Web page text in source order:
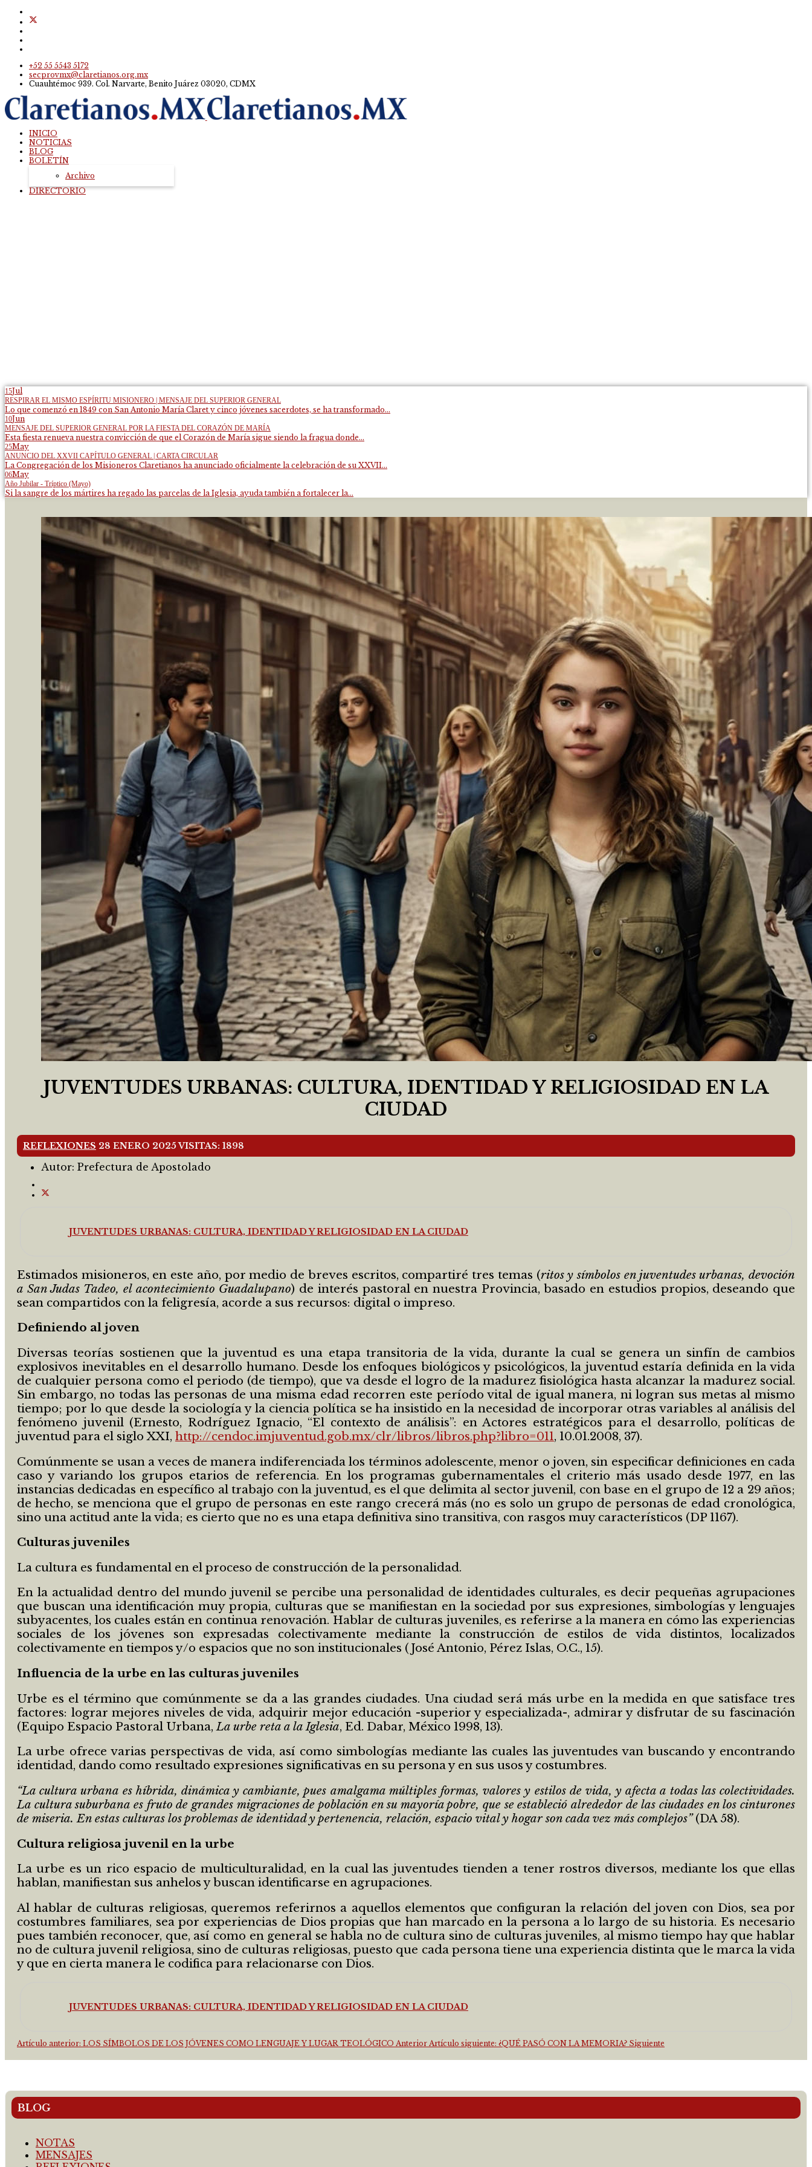
+52 55 5543 5172
secprovmx@claretianos.org.mx
Cuauhtémoc 939. Col. Narvarte, Benito Juárez 03020, CDMX
INICIO
NOTICIAS
BLOG
BOLETÍN
Archivo
DIRECTORIO
15Jul
RESPIRAR EL MISMO ESPÍRITU MISIONERO | MENSAJE DEL SUPERIOR GENERAL
Lo que comenzó en 1849 con San Antonio María Claret y cinco jóvenes sacerdotes, se ha transformado...
10Jun
MENSAJE DEL SUPERIOR GENERAL POR LA FIESTA DEL CORAZÓN DE MARÍA
Esta fiesta renueva nuestra convicción de que el Corazón de María sigue siendo la fragua donde...
25May
ANUNCIO DEL XXVII CAPÍTULO GENERAL | CARTA CIRCULAR
La Congregación de los Misioneros Claretianos ha anunciado oficialmente la celebración de su XXVII...
06May
Año Jubilar - Tríptico (Mayo)
Si la sangre de los mártires ha regado las parcelas de la Iglesia, ayuda también a fortalecer la...
JUVENTUDES URBANAS: CULTURA, IDENTIDAD Y RELIGIOSIDAD EN LA
CIUDAD
REFLEXIONES 28 ENERO 2025VISITAS: 1898
Autor: Prefectura de Apostolado
JUVENTUDES URBANAS: CULTURA, IDENTIDAD Y RELIGIOSIDAD EN LA CIUDAD
Estimados misioneros, en este año, por medio de breves escritos, compartiré tres temas (ritos y símbolos en juventudes urbanas, devoción
a San Judas Tadeo, el acontecimiento Guadalupano) de interés pastoral en nuestra Provincia, basado en estudios propios, deseando que
sean compartidos con la feligresía, acorde a sus recursos: digital o impreso.
Definiendo al joven
Diversas teorías sostienen que la juventud es una etapa transitoria de la vida, durante la cual se genera un sinfín de cambios
explosivos inevitables en el desarrollo humano. Desde los enfoques biológicos y psicológicos, la juventud estaría definida en la vida
de cualquier persona como el periodo (de tiempo), que va desde el logro de la madurez fisiológica hasta alcanzar la madurez social.
Sin embargo, no todas las personas de una misma edad recorren este período vital de igual manera, ni logran sus metas al mismo
tiempo; por lo que desde la sociología y la ciencia política se ha insistido en la necesidad de incorporar otras variables al análisis del
fenómeno juvenil (Ernesto, Rodríguez Ignacio, “El contexto de análisis”: en Actores estratégicos para el desarrollo, políticas de
juventud para el siglo XXI, http://cendoc.imjuventud.gob.mx/clr/libros/libros.php?libro=011, 10.01.2008, 37).
Comúnmente se usan a veces de manera indiferenciada los términos adolescente, menor o joven, sin especificar definiciones en cada
caso y variando los grupos etarios de referencia. En los programas gubernamentales el criterio más usado desde 1977, en las
instancias dedicadas en específico al trabajo con la juventud, es el que delimita al sector juvenil, con base en el grupo de 12 a 29 años;
de hecho, se menciona que el grupo de personas en este rango crecerá más (no es solo un grupo de personas de edad cronológica,
sino una actitud ante la vida; es cierto que no es una etapa definitiva sino transitiva, con rasgos muy característicos (DP 1167).
Culturas juveniles
La cultura es fundamental en el proceso de construcción de la personalidad.
En la actualidad dentro del mundo juvenil se percibe una personalidad de identidades culturales, es decir pequeñas agrupaciones
que buscan una identificación muy propia, culturas que se manifiestan en la sociedad por sus expresiones, simbologías y lenguajes
subyacentes, los cuales están en continua renovación. Hablar de culturas juveniles, es referirse a la manera en cómo las experiencias
sociales de los jóvenes son expresadas colectivamente mediante la construcción de estilos de vida distintos, localizados
colectivamente en tiempos y/o espacios que no son institucionales (José Antonio, Pérez Islas, O.C., 15).
Influencia de la urbe en las culturas juveniles
Urbe es el término que comúnmente se da a las grandes ciudades. Una ciudad será más urbe en la medida en que satisface tres
factores: lograr mejores niveles de vida, adquirir mejor educación -superior y especializada-, admirar y disfrutar de su fascinación
(Equipo Espacio Pastoral Urbana,La urbe reta a la Iglesia, Ed. Dabar, México 1998, 13).
La urbe ofrece varias perspectivas de vida, así como simbologías mediante las cuales las juventudes van buscando y encontrando
identidad, dando como resultado expresiones significativas en su persona y en sus usos y costumbres.
“La cultura urbana es híbrida, dinámica y cambiante, pues amalgama múltiples formas, valores y estilos de vida, y afecta a todas las colectividades.
La cultura suburbana es fruto de grandes migraciones de población en su mayoría pobre, que se estableció alrededor de las ciudades en los cinturones
de miseria. En estas culturas los problemas de identidad y pertenencia, relación, espacio vital y hogar son cada vez más complejos”(DA 58).
Cultura religiosa juvenil en la urbe
La urbe es un rico espacio de multiculturalidad, en la cual las juventudes tienden a tener rostros diversos, mediante los que ellas
hablan, manifiestan sus anhelos y buscan identificarse en agrupaciones.
Al hablar de culturas religiosas, queremos referirnos a aquellos elementos que configuran la relación del joven con Dios, sea por
costumbres familiares, sea por experiencias de Dios propias que han marcado en la persona a lo largo de su historia. Es necesario
pues también reconocer, que, así como en general se habla no de cultura sino de culturas juveniles, al mismo tiempo hay que hablar
no de cultura juvenil religiosa, sino de culturas religiosas, puesto que cada persona tiene una experiencia distinta que le marca la vida
y que en cierta manera le codifica para relacionarse con Dios.
JUVENTUDES URBANAS: CULTURA, IDENTIDAD Y RELIGIOSIDAD EN LA CIUDAD
Artículo anterior: LOS SÍMBOLOS DE LOS JÓVENES COMO LENGUAJE Y LUGAR TEOLÓGICO Anterior Artículo siguiente: ¿QUÉ PASÓ CON LA MEMORIA? Siguiente
BLOG
NOTAS
MENSAJES